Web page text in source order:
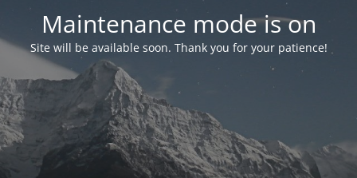
Maintenance mode is on
Site will be available soon. Thank you for your patience!